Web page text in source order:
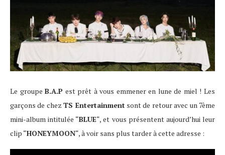
Le groupeB.A.P est prêt à vous emmener en lune de miel ! Les
garçons de chezTS Entertainment sont de retour avec un 7ème
mini-album intitulée “BLUE“, et vous présentent aujourd’hui leur
clip “HONEYMOON“, à voir sans plus tarder à cette adresse :